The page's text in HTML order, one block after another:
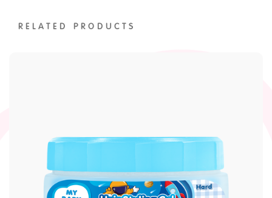
RELATED PRODUCTS